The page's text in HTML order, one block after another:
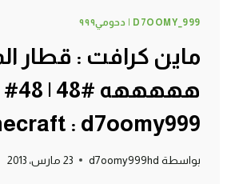
D7OOMY_999 | دحومي٩٩٩
ماين كرافت : قطار
هههههه #48 | 48#
: d7oomy999
بواسطة d7oomy999hd 23 مارس، 2013